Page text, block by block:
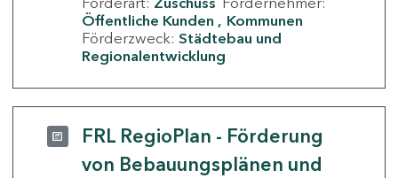
Öffentliche Kunden
Kommunen
Förderzweck: Städtebau und
Regionalentwicklung
FRL RegioPlan - Förderung
von Bebauungsplänen und